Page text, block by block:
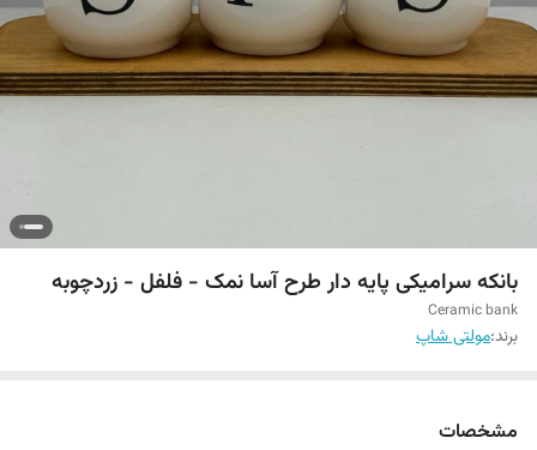
بانکه سرامیکی پایه دار طرح آسا نمک - فلفل - زردچوبه
Ceramic bank
برند:مولتی شاپ
مشخصات